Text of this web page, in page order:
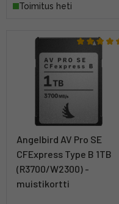
Toimitus heti
Angelbird AV Pro SE
CFExpress Type B 1TB
(R3700/W2300) -
muistikortti